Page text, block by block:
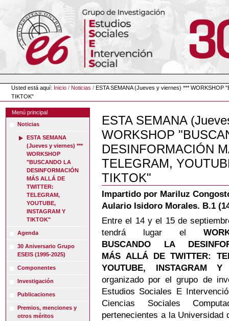
contenido.
navegación
Herramientas
Personales
Usted está aquí: Inicio /Noticias /ESTA SEMANA (Jueves y viernes) *** WORKSHOP
TIKTOK"
Menú principal
Noticias
ESTA SEMANA
(Jueves y viernes) ***
WORKSHOP
"BUSCANDO LA
DESINFORMACIÓN
MÁS ALLÁ DE
TWITTER:
TELEGRAM,
YOUTUBE,
INSTAGRAM Y
TIKTOK"
Agenda
30 Aniversario Grupo
ESEIS (1995-2025)
Componentes
Investigación
Publicaciones
Premios, menciones y
otros méritos
ESTA SEMANA
WORKSHOP
DESINFORMACIÓN
TELEGRAM,
TIKTOK"
Impartido por Mariluz
Aulario Isidoro Morales. B.1
Entre el 14 y el 15 de
tendrá lugar el
BUSCANDO LA
MÁS ALLÁ DE TWITTER:
YOUTUBE, INSTAGRAM Y
organizado por el grupo de
Estudios Sociales E
Ciencias Sociales
pertenecientes a la Universidad